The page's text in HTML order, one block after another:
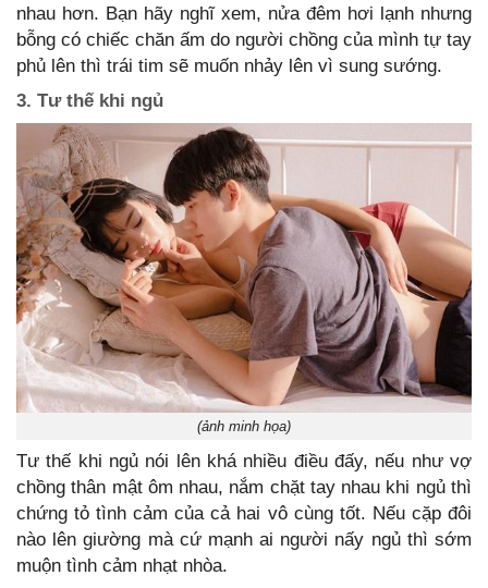
nhau hơn. Bạn hãy nghĩ xem, nửa đêm hơi lạnh nhưng
bỗng có chiếc chăn ấm do người chồng của mình tự tay
phủ lên thì trái tim sẽ muốn nhảy lên vì sung sướng.
3. Tư thế khi ngủ
(ảnh minh họa)
Tư thế khi ngủ nói lên khá nhiều điều đấy, nếu như vợ
chồng thân mật ôm nhau, nắm chặt tay nhau khi ngủ thì
chứng tỏ tình cảm của cả hai vô cùng tốt. Nếu cặp đôi
nào lên giường mà cứ mạnh ai người nấy ngủ thì sớm
muộn tình cảm nhạt nhòa.